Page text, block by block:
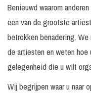
Benieuwd waarom
een van de grootste
betrokken benadering.
de artiesten en weten
gelegenheid die u wilt
Wij begrijpen waar u naar